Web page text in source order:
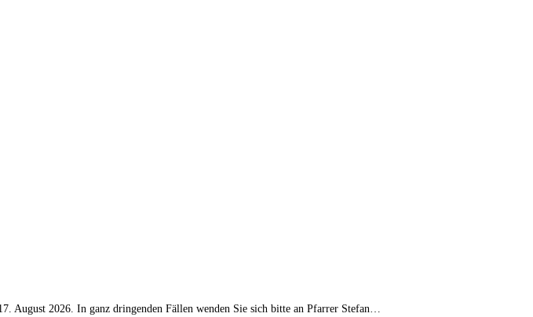
August 2026. In ganz dringenden Fällen wenden Sie sich bitte an Pfarrer Stefan…